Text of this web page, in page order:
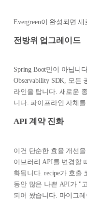
Evergreen이 완성되면
전방위 업그레이드
Spring Boot만이 아닙니
Observability SDK, 모든
라인을 탑니다. 새로운
니다. 파이프라인 자체
API 계약 진화
이건 단순한 효율 개선
이브러리 API를 변경할
화됩니다. recipe가 호출
동안 많은 나쁜 API가 "
되어 왔습니다. 마이그